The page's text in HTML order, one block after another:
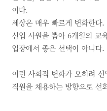
이다.
세상은 매우 빠르게 변화한다.
신입 사원을 뽑아 6개월의 교
입장에서 좋은 선택이 아니다.
이런 사회적 변화가 오히려
직원을 채용하는 방향으로 선